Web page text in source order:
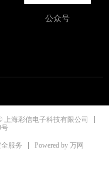
公众号
上海彩信电子科技有限公司
号
服务 Powered by 万网